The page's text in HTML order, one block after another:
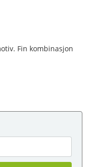
Fin kombinasjon